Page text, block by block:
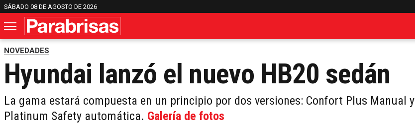
SÁBADO 08 DE AGOSTO DE 2026
NOVEDADES
Hyundai lanzó el nuevo HB20 sedán
La gama estará compuesta en un principio por dos versiones: Confort Plus Manual y
Platinum Safety automática. Galería de fotos